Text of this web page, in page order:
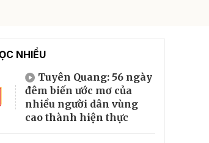
NHIỀU
Tuyên Quang: 56 ngày
đêm biến ước mơ của
nhiều người dân vùng
cao thành hiện thực